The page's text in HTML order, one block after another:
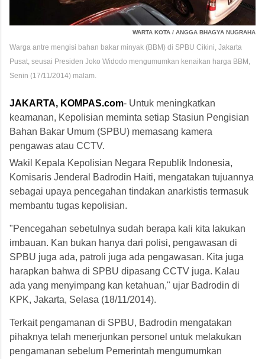
WARTA KOTA / ANGGA BHAGYA NUGRAHA
Warga antre mengisi bahan bakar minyak (BBM) di SPBU Cikini, Jakarta
Pusat, seusai Presiden Joko Widodo mengumumkan kenaikan harga BBM,
Senin (17/11/2014) malam.
JAKARTA, KOMPAS.com- Untuk meningkatkan
keamanan, Kepolisian meminta setiap Stasiun Pengisian
Bahan Bakar Umum (SPBU) memasang kamera
pengawas atau CCTV.
Wakil Kepala Kepolisian Negara Republik Indonesia,
Komisaris Jenderal Badrodin Haiti, mengatakan tujuannya
sebagai upaya pencegahan tindakan anarkistis termasuk
membantu tugas kepolisian.
"Pencegahan sebetulnya sudah berapa kali kita lakukan
imbauan. Kan bukan hanya dari polisi, pengawasan di
SPBU juga ada, patroli juga ada pengawasan. Kita juga
harapkan bahwa di SPBU dipasang CCTV juga. Kalau
ada yang menyimpang kan ketahuan," ujar Badrodin di
KPK, Jakarta, Selasa (18/11/2014).
Terkait pengamanan di SPBU, Badrodin mengatakan
pihaknya telah menerjunkan personel untuk melakukan
pengamanan sebelum Pemerintah mengumumkan